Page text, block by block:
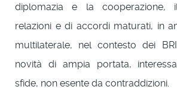
diplomazia e la cooperazione,
relazioni e di accordi maturati, in
multilaterale, nel contesto dei
novità di ampia portata,
sfide, non esente da contraddizioni.